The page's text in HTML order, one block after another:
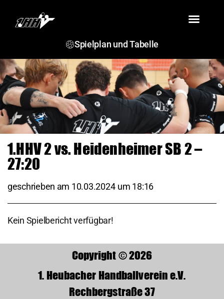
Spielplan und Tabelle
1.HHV 2 vs. Heidenheimer SB 2 –
27:20
geschrieben am 10.03.2024 um 18:16
Kein Spielbericht verfügbar!
Copyright © 2026
1. Heubacher Handballverein e.V.
Rechbergstraße 37